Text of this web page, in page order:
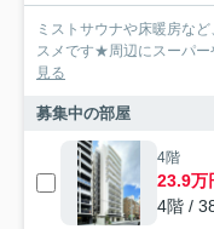
ミストサウナや床暖房な
スメです★周辺にスーパー
見る
募集中の部屋
4階
23.9万
4階 /